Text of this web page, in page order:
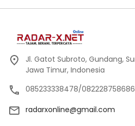
Jl. Gatot Subroto, Gundang,
Jawa Timur, Indonesia
085233338478/082228758686
radarxonline@gmail.com